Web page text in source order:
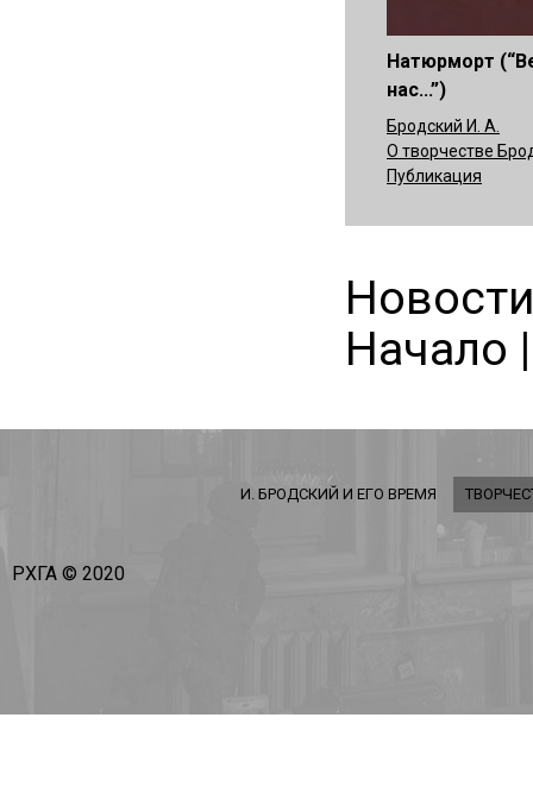
Натюрморт
нас...”)
Бродский И. А.
О творчестве
Публикация
Начало
И. БРОДСКИЙ И ЕГО ВРЕМЯ
РХГА © 2020